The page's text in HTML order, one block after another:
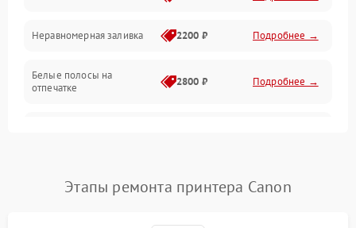
Режим работы
Питание и запуск
Неравномерная заливка 2200 ₽ Подробнее →
Белые полосы на
отпечатке
2800 ₽ Подробнее →
Этапы ремонта принтера Canon